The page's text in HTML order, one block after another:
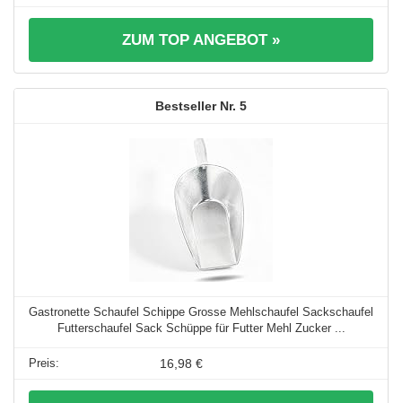
ZUM TOP ANGEBOT »
5
Gastronette Schaufel Schippe Grosse Mehlschaufel Sackschaufel
Futterschaufel Sack Schüppe für Futter Mehl Zucker ...
16,98 €